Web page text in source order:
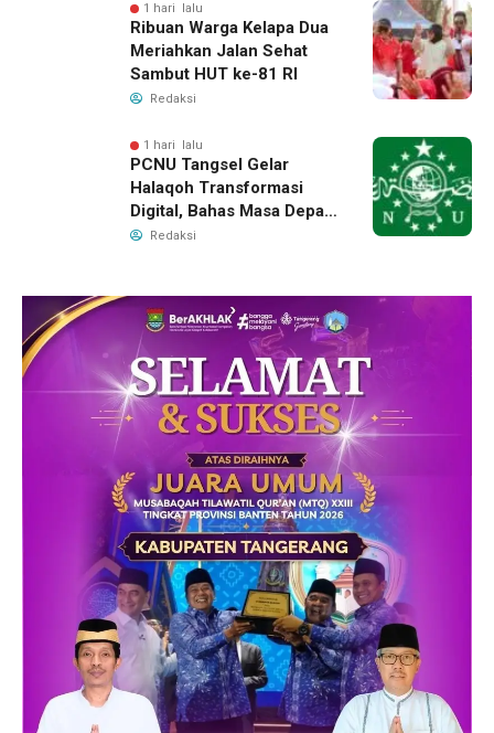
1 hari lalu
Ribuan Warga Kelapa Dua
Meriahkan Jalan Sehat
Sambut HUT ke-81 RI
Redaksi
1 hari lalu
PCNU Tangsel Gelar
Halaqoh Transformasi
Digital, Bahas Masa Depan
NU di Era Disrupsi
Redaksi